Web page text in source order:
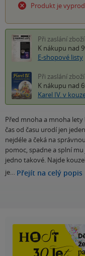
Produkt je
Při zaslání
K nákupu nad
E-shopové listy
Při zaslání
K nákupu nad
Karel IV. v
Před mnoha a mnoha
čas od času urodí jen
nejdéle a čeká na
pomoc, spadne a splní
jedno takové. Najde
je… Přejít na celý popis